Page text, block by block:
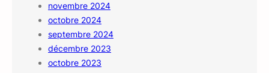
novembre 2024
octobre 2024
septembre 2024
décembre 2023
octobre 2023